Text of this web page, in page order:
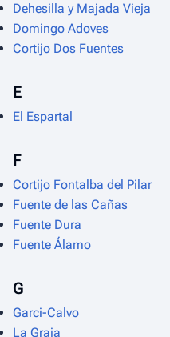
Dehesilla y Majada Vieja
Domingo Adoves
Cortijo Dos Fuentes
E
El Espartal
F
Cortijo Fontalba del Pilar
Fuente de las Cañas
Fuente Dura
Fuente Álamo
G
Garci-Calvo
La Graja